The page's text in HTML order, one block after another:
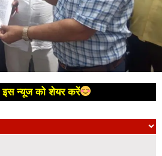
इस न्यूज को शेयर करें